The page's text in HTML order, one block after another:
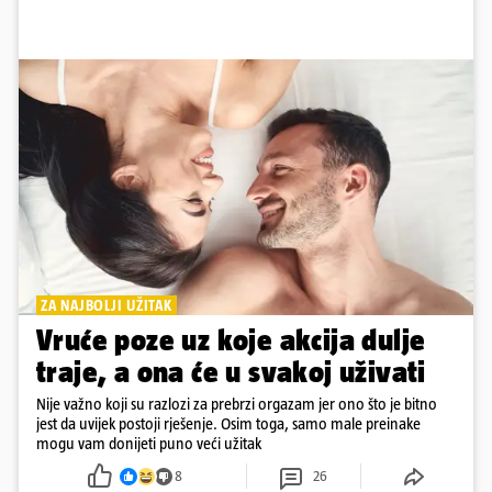
ZA NAJBOLJI UŽITAK
Vruće poze uz koje akcija dulje
traje, a ona će u svakoj uživati
Nije važno koji su razlozi za prebrzi orgazam jer ono što je bitno
jest da uvijek postoji rješenje. Osim toga, samo male preinake
mogu vam donijeti puno veći užitak
8 26